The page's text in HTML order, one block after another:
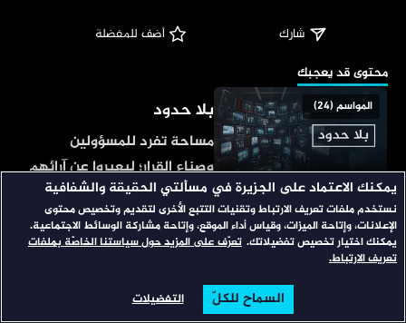
تصفح
شارك
أضف للمفضلة
‏محتوى قد يعجبك
المواسم (24) بلا حدود
مساحة تفرد للمسؤولين
وصناع القرار؛ ليعبروا عن آرائهم
في أهم قضايا الساعة، يتبنى
المذيع وجهة النظر المخالفة
للضيف؛ ليوجه له مجموعة
يدفعه للإدلاء بمعلومات مثيرة.
المواسم (11) زيارة خاصة
نذهب في زيارة خاصة إلى
عالمنا العربي، تلتقي
يمكنك الاعتماد على الجزيرة في مسألتي الحقيقة والشفافية
نستخدم ملفات تعريف الارتباط وتقنيات التتبع الأخرى لتقديم وتخصيص محتوى
الإعلانات، وإتاحة الميزات، وقياس أداء الموقع، وإتاحة مشاركة الوسائط الاجتماعية.
يمكنك اختيار تخصيص تفضيلاتك. تعرّف على المزيد حول سياستنا الخاصّة بملفات
تعريف الارتباط.
التفضيلات السماح للكلّ